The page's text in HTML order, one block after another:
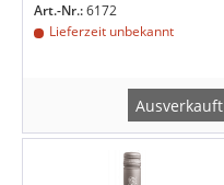
Art.-Nr.:6172
Lieferzeit unbekannt
Ausverkauft